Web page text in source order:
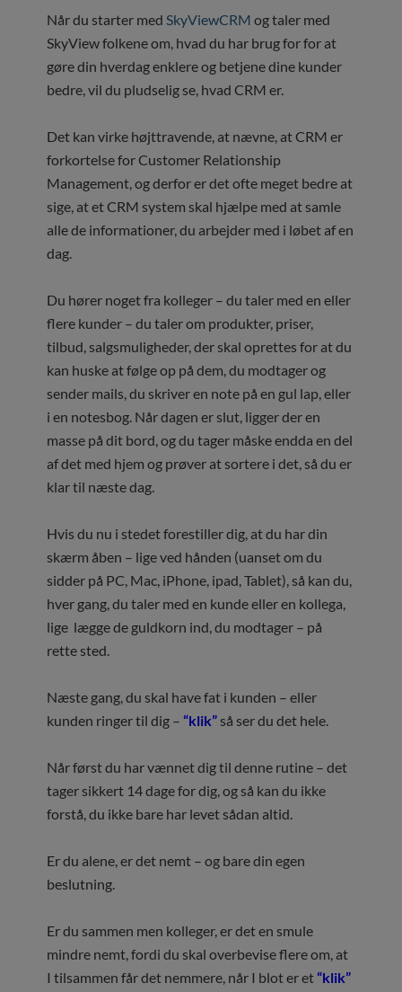
Når du starter medSkyViewCRM og taler med
SkyView folkene om, hvad du har brug for for at
gøre din hverdag enklere og betjene dine kunder
bedre, vil du pludselig se, hvad CRM er.
Det kan virke højttravende, at nævne, at CRM er
forkortelse for Customer Relationship
Management, og derfor er det ofte meget bedre at
sige, at et CRM system skal hjælpe med at samle
alle de informationer, du arbejder med i løbet af en
dag.
Du hører noget fra kolleger – du taler med en eller
flere kunder – du taler om produkter, priser,
tilbud, salgsmuligheder, der skal oprettes for at du
kan huske at følge op på dem, du modtager og
sender mails, du skriver en note på en gul lap, eller
i en notesbog. Når dagen er slut, ligger der en
masse på dit bord, og du tager måske endda en del
af det med hjem og prøver at sortere i det, så du er
klar til næste dag.
Hvis du nu i stedet forestiller dig, at du har din
skærm åben – lige ved hånden (uanset om du
sidder på PC, Mac, iPhone, ipad, Tablet), så kan du,
hver gang, du taler med en kunde eller en kollega,
lige lægge de guldkorn ind, du modtager – på
rette sted.
Næste gang, du skal have fat i kunden – eller
kunden ringer til dig – “klik” så ser du det hele.
Når først du har vænnet dig til denne rutine – det
tager sikkert 14 dage for dig, og så kan du ikke
forstå, du ikke bare har levet sådan altid.
Er du alene, er det nemt – og bare din egen
beslutning.
Er du sammen men kolleger, er det en smule
mindre nemt, fordi du skal overbevise flere om, at
I tilsammen får det nemmere, når I blot er et “klik”